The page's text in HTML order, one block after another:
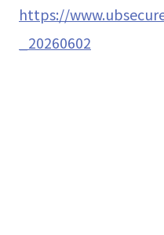
https://
_20260602